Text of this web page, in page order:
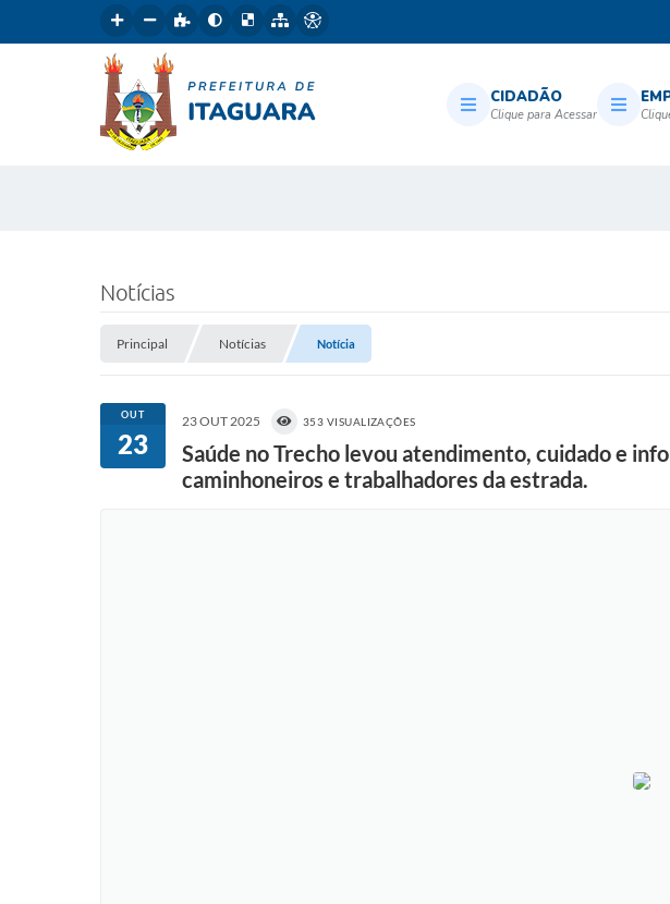
CIDADÃO
Notícias
Principal Notícias Notícia
OUT
23
23 OUT 2025 353 VISUALIZAÇÕES
Saúde no Trecho levou atendimento, cuidado e
caminhoneiros e trabalhadores da estrada.